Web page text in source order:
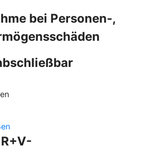
bei Personen-,